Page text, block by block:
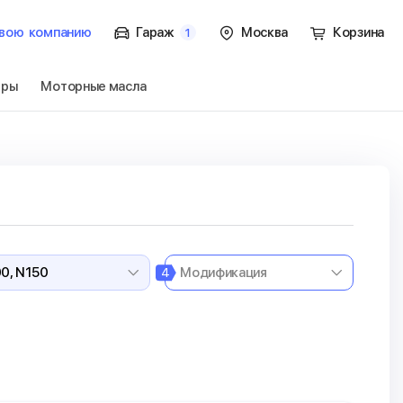
компанию Гараж 1 Москва Корзина
Моторные масла
4